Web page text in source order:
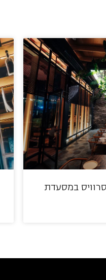
במסעדת